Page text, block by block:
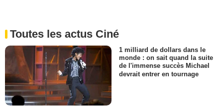
Toutes les actus Ciné
1 milliard de dollars dans le
monde : on sait quand la suite
de l'immense succès Michael
devrait entrer en tournage